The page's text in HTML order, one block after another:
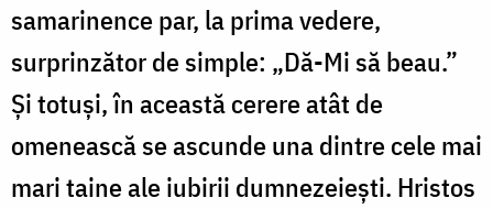
samarinence par, la prima vedere,
surprinzător de simple: „Dă-Mi să beau.”
Și totuși, în această cerere atât de
omenească se ascunde una dintre cele mai
mari taine ale iubirii dumnezeiești. Hristos